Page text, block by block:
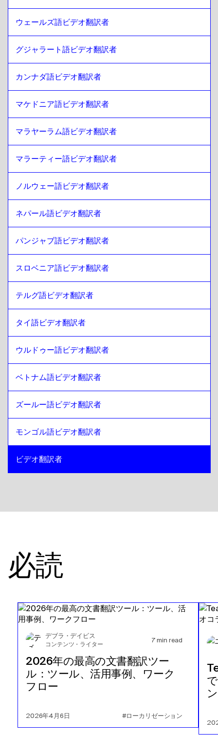
リトアニア語へのカンボジア語クメール語
カンボジア語クメール語へのリトアニア語
リトアニア語へのシンガポール語 英語 / タミル語
シンガポール語 英語 / タミル語への
アイルランド英語／アイルランド語
リトアニア語へのスイス フランス語 / ドイツ語
リトアニア語へのモンゴル語
モンゴル語へのリトアニア語
ベネズエラ・スペイン語
ベルギー オランダ語/フランス語
リトアニア語へのコスタリカ・スペイン語
コスタリカ・スペイン語へのリトアニア語
ウェールズ語ビデオ翻訳者
グジャラート語ビデオ翻訳者
カンナダ語ビデオ翻訳者
マケドニア語ビデオ翻訳者
マラヤーラム語ビデオ翻訳者
マラーティー語ビデオ翻訳者
ノルウェー語ビデオ翻訳者
ネパール語ビデオ翻訳者
パンジャブ語ビデオ翻訳者
スロベニア語ビデオ翻訳者
テルグ語ビデオ翻訳者
タイ語ビデオ翻訳者
ウルドゥー語ビデオ翻訳者
ベトナム語ビデオ翻訳者
ズールー語ビデオ翻訳者
モンゴル語ビデオ翻訳者
ビデオ翻訳者
必読
デブラ・デイビス
コンテンツ・ライター
7 min read
2026年の最高の文書翻訳ツー
ル：ツール、活用事例、ワーク
フロー
2026年4月6日 #ローカリゼーション